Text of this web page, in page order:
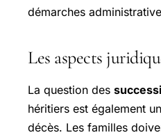
démarches
Les aspects
La question des
héritiers est également
décès. Les familles